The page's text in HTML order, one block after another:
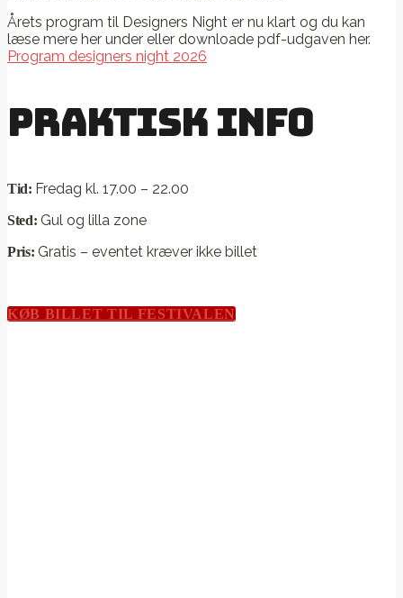
Årets program til Designers Night er nu klart og du kan
læse mere her under eller downloade pdf-udgaven her.
Program designers night 2026
Praktisk info
Tid: Fredag kl. 17.00 – 22.00
Sted: Gul og lilla zone
Pris: Gratis – eventet kræver ikke billet
KØB BILLET TIL FESTIVALEN